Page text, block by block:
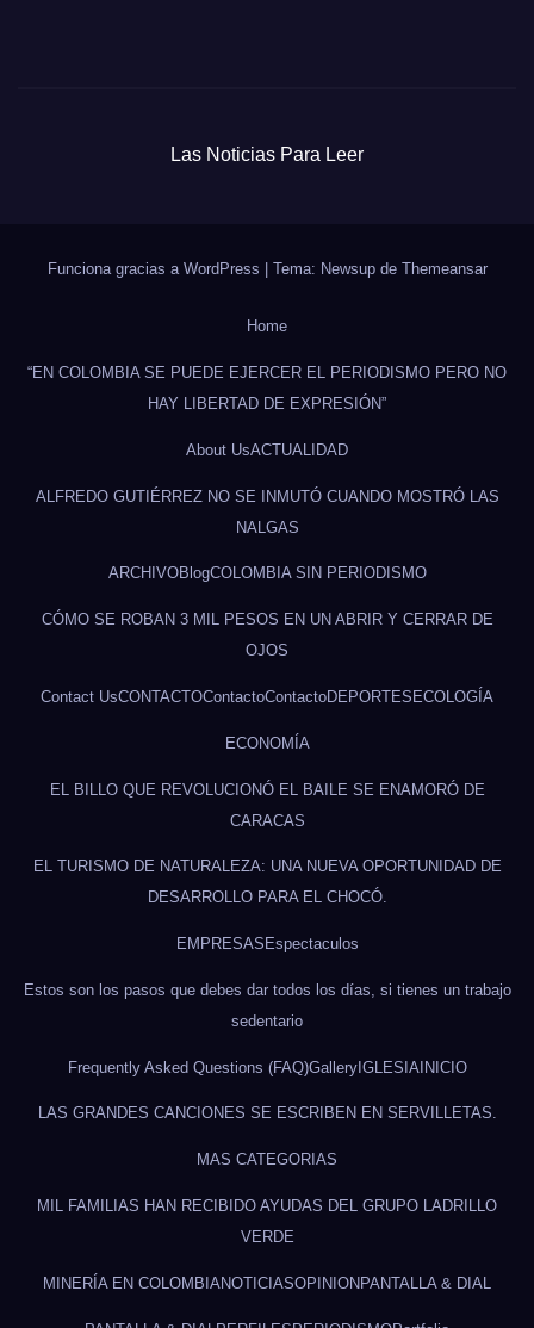
Las Noticias Para Leer
Funciona gracias a WordPress Tema: Newsup de Themeansar
Home
“EN COLOMBIA SE PUEDE EJERCER EL PERIODISMO PERO NO
HAY LIBERTAD DE EXPRESIÓN”
About UsACTUALIDAD
ALFREDO GUTIÉRREZ NO SE INMUTÓ CUANDO MOSTRÓ LAS
NALGAS
ARCHIVOBlogCOLOMBIA SIN PERIODISMO
CÓMO SE ROBAN 3 MIL PESOS EN UN ABRIR Y CERRAR DE
OJOS
Contact UsCONTACTOContactoContactoDEPORTES ECOLOGÍA
ECONOMÍA
EL BILLO QUE REVOLUCIONÓ EL BAILE SE ENAMORÓ DE
CARACAS
EL TURISMO DE NATURALEZA: UNA NUEVA OPORTUNIDAD DE
DESARROLLO PARA EL CHOCÓ.
EMPRESAS Espectaculos
Estos son los pasos que debes dar todos los días, si tienes un trabajo
sedentario
Frequently Asked Questions (FAQ)GalleryIGLESIAINICIO
LAS GRANDES CANCIONES SE ESCRIBEN EN SERVILLETAS.
MAS CATEGORIAS
MIL FAMILIAS HAN RECIBIDO AYUDAS DEL GRUPO LADRILLO
VERDE
MINERÍA EN COLOMBIA NOTICIASOPINION PANTALLA & DIAL